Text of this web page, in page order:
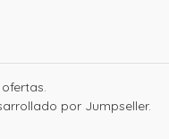
por Jumpseller.